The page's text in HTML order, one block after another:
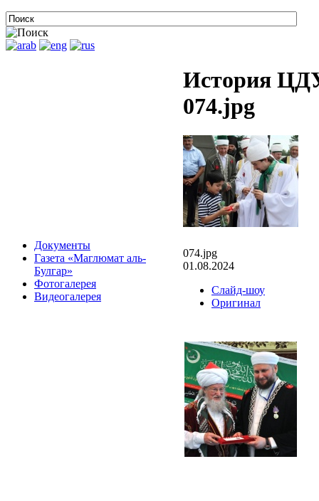
Документы
Газета «Маглюмат аль-
Булгар»
Фотогалерея
Видеогалерея
История
074.jpg
074.jpg
01.08.2024
Слайд-шоу
Оригинал